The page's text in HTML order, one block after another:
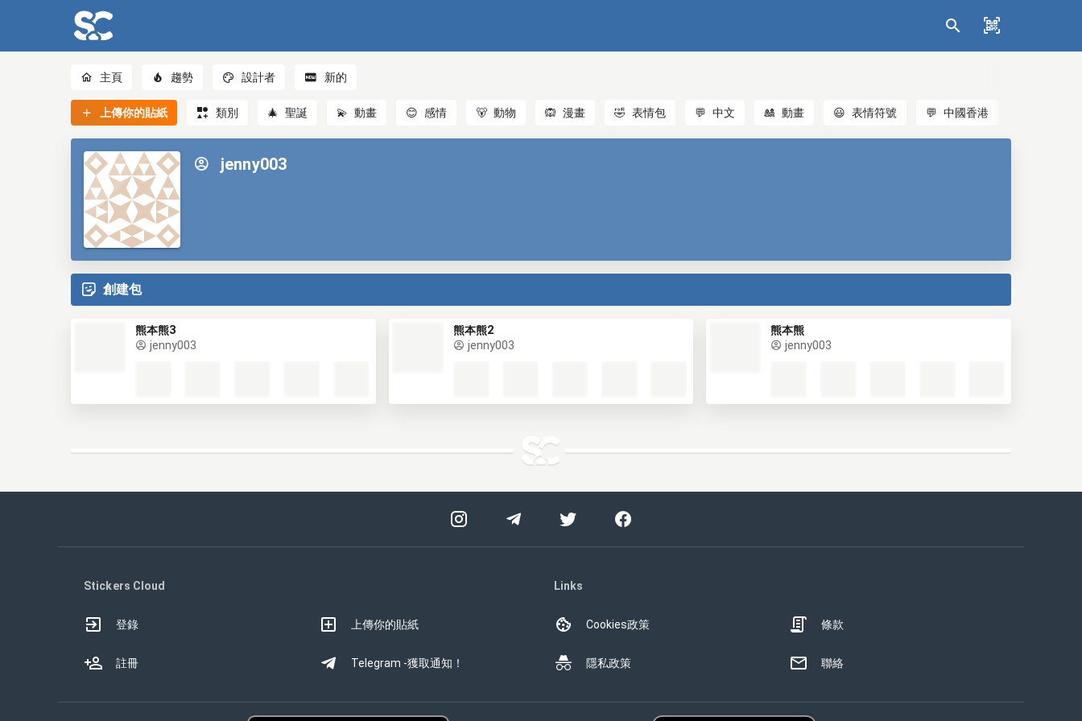
主頁 趨勢 設計者 新的
上傳你的貼紙 類別 🎄 聖誕 💫 動畫 😊 感情 🐻 動物 🙉 漫畫 🤣 表情包 💬 中文 🎎 動畫 😃 表情符號 💬 中國香港
jenny003
創建包
熊本熊3
jenny003
熊本熊2
jenny003
熊本熊
jenny003
Stickers Cloud
登錄
註冊
上傳你的貼紙
Telegram -獲取通知！
Links
Cookies政策
隱私政策
條款
聯絡